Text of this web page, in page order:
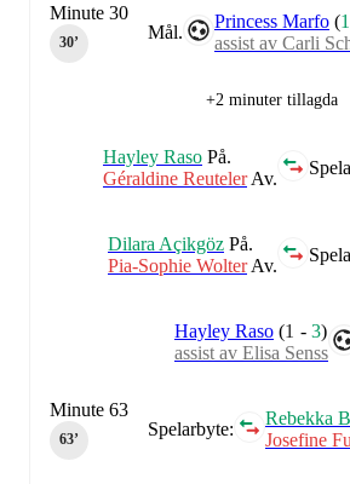
Mål.
Princess Marfo (1
assist av Carli
Minute 30
30‎’‎
+2 minuter tillagda
Hayley Raso På.
Géraldine ReutelerAv.
Dilara Açikgöz På.
Pia-Sophie WolterAv.
Hayley Raso (1 -3)
assist av Elisa Senss
Spelarbyte:
Rebekka
Josefine
Minute 63
63‎’‎